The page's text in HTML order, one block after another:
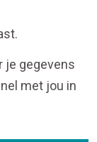
je gegevens
met jou in